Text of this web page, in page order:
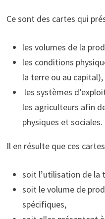
Ce sont des cartes qui
les volumes de la
les conditions
la terre ou au capital),
les systèmes
les agriculteurs afin
physiques et sociales.
Il en résulte que ces
soit l’utilisation de la
soit le volume de
spécifiques,